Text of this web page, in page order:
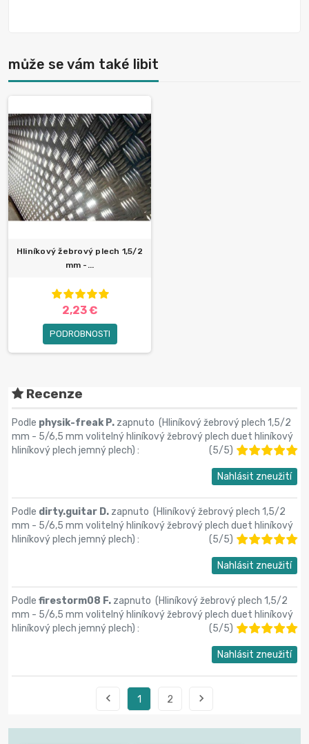
může se vám také libit
Hliníkový žebrový plech 1,5/2
mm -...
2,23 €
PODROBNOSTI
Recenze
Podle physik-freak P. zapnuto (Hliníkový žebrový plech 1,5/2
mm - 5/6,5 mm volitelný hliníkový žebrový plech duet hliníkový
hliníkový plech jemný plech) : (5/5)
Nahlásit zneužití
Podle dirty.guitar D. zapnuto (Hliníkový žebrový plech 1,5/2
mm - 5/6,5 mm volitelný hliníkový žebrový plech duet hliníkový
hliníkový plech jemný plech) : (5/5)
Nahlásit zneužití
Podle firestorm08 F. zapnuto (Hliníkový žebrový plech 1,5/2
mm - 5/6,5 mm volitelný hliníkový žebrový plech duet hliníkový
hliníkový plech jemný plech) : (5/5)
Nahlásit zneužití
 1 2 